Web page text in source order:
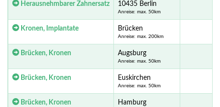
Herausnehmbarer Zahnersatz 10435 Berlin
Anreise: max. 50km
Kronen, Implantate Brücken
Anreise: max. 200km
Brücken, Kronen Augsburg
Anreise: max. 50km
Brücken, Kronen Euskirchen
Anreise: max. 50km
Brücken, Kronen Hamburg